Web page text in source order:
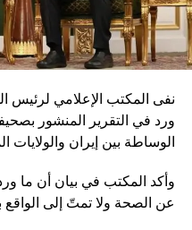
نفى المكتب الإعلامي لرئيس
ورد في التقرير المنشور
الوساطة بين إيران والولايات
وأكد المكتب في بيان أن ما
عن الصحة ولا تمتّ إلى الواقع